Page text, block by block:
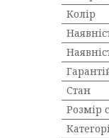
Колір
Стан
Розмір